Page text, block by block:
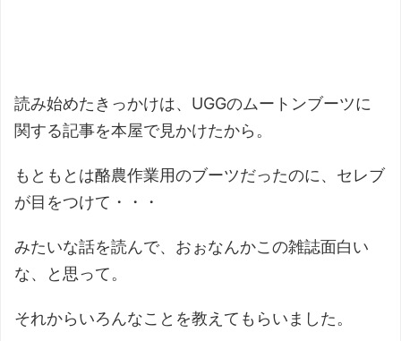
読み始めたきっかけは、UGGのムートンブーツに
関する記事を本屋で見かけたから。
もともとは酪農作業用のブーツだったのに、セレブ
が目をつけて・・・
みたいな話を読んで、おぉなんかこの雑誌面白い
な、と思って。
それからいろんなことを教えてもらいました。